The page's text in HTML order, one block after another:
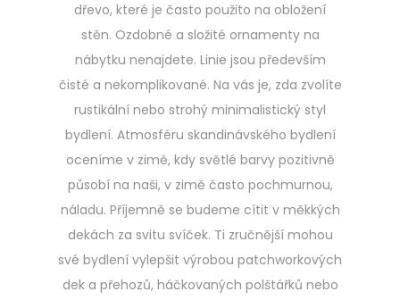
dřevo, které je často použito na obložení
stěn. Ozdobné a složité ornamenty na
nábytku nenajdete. Linie jsou především
čisté a nekomplikované. Na vás je, zda zvolíte
rustikální nebo strohý minimalistický styl
bydlení. Atmosféru skandinávského bydlení
oceníme v zimě, kdy světlé barvy pozitivně
působí na naši, v zimě často pochmurnou,
náladu. Příjemně se budeme cítit v měkkých
dekách za svitu svíček. Ti zručnější mohou
své bydlení vylepšit výrobou patchworkových
dek a přehozů, háčkovaných polštářků nebo